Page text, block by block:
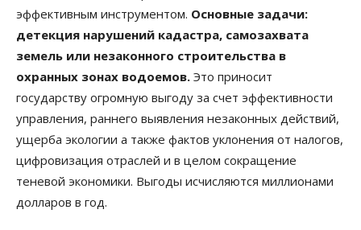
эффективным инструментом. Основные задачи:
детекция нарушений кадастра, самозахвата
земель или незаконного строительства в
охранных зонах водоемов. Это приносит
государству огромную выгоду за счет эффективности
управления, раннего выявления незаконных действий,
ущерба экологии а также фактов уклонения от налогов,
цифровизация отраслей и в целом сокращение
теневой экономики. Выгоды исчисляются миллионами
долларов в год.